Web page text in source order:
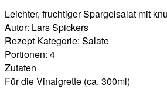
Leichter, fruchtiger Spargelsalat mit
Autor: Lars Spickers
Rezept Kategorie: Salate
Portionen: 4
Zutaten
Für die Vinaigrette (ca. 300ml)